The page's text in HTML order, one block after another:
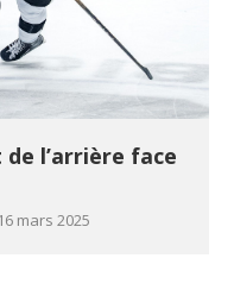
l’arrière face
16 mars 2025